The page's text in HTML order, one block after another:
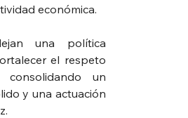
económica.
una política
el respeto
consolidando un
y una actuación